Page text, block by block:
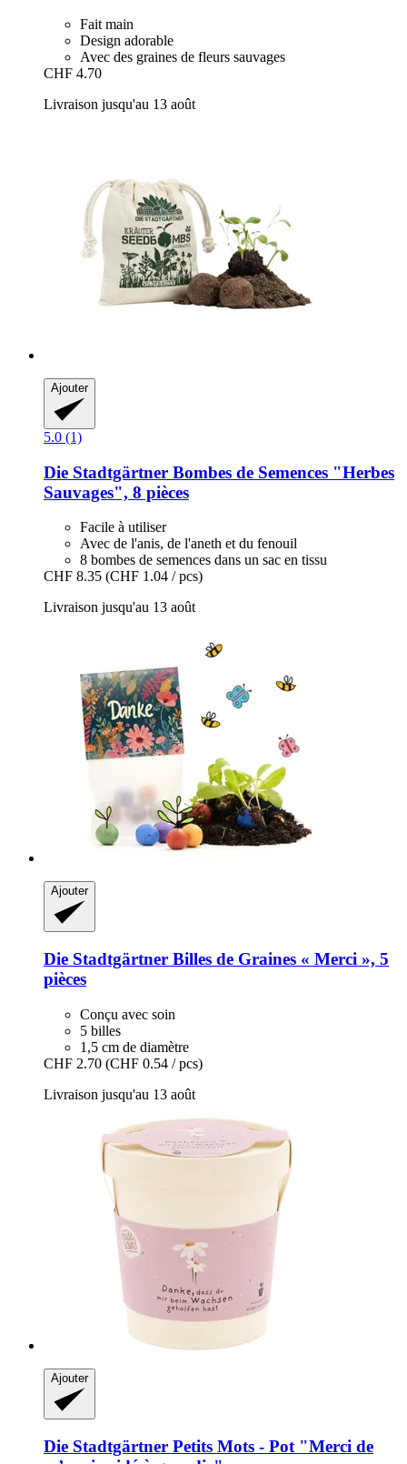
Fait main
Design adorable
Avec des graines de fleurs sauvages
CHF 4.70
Livraison jusqu'au 13 août
Ajouter
5.0 (1)
Die Stadtgärtner Bombes de Semences "Herbes
Sauvages", 8 pièces
Facile à utiliser
Avec de l'anis, de l'aneth et du fenouil
8 bombes de semences dans un sac en tissu
CHF 8.35 (CHF 1.04 / pcs)
Livraison jusqu'au 13 août
Ajouter
Die Stadtgärtner Billes de Graines « Merci », 5
pièces
Conçu avec soin
5 billes
1,5 cm de diamètre
CHF 2.70 (CHF 0.54 / pcs)
Livraison jusqu'au 13 août
Ajouter
Die Stadtgärtner Petits Mots -​ Pot "Merci de